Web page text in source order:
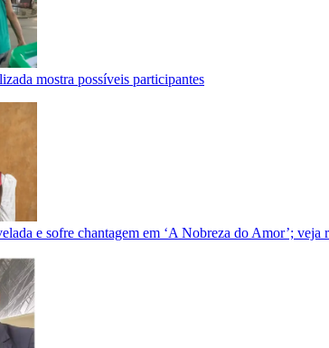
mostra possíveis participantes
e sofre chantagem em ‘A Nobreza do Amor’; veja